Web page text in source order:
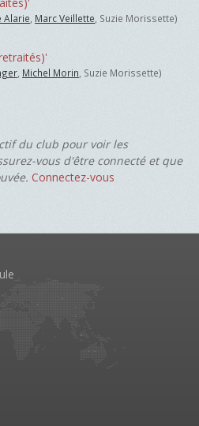
Alarie Marc Veillette , Suzie Morissette)
, Michel Morin, Suzie Morissette)
du club pour voir les
vous d'être connecté et que
Connectez-vous